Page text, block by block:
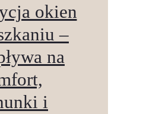
okien
–
na
i